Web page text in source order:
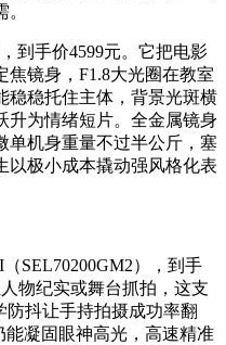
到手价4599元。它把电影
焦镜身，F1.8大光圈在教室
稳稳托住主体，背景光斑横
升为情绪短片。全金属镜身
单机身重量不过半公斤，塞
以极小成本撬动强风格化表
（SEL70200GM2），到手
物纪实或舞台抓拍，这支
防抖让手持拍摄成功率翻
凝固眼神高光，高速精准